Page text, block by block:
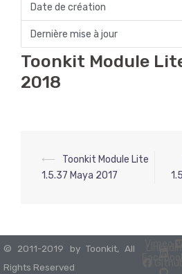
Date de création
Dernière mise à jour
Toonkit Module
2018
Navigation
⟵
Toonkit Module Lite
1.5.37 Maya 2017
© 2011-2019 by Toonkit, All
Rights Reserved